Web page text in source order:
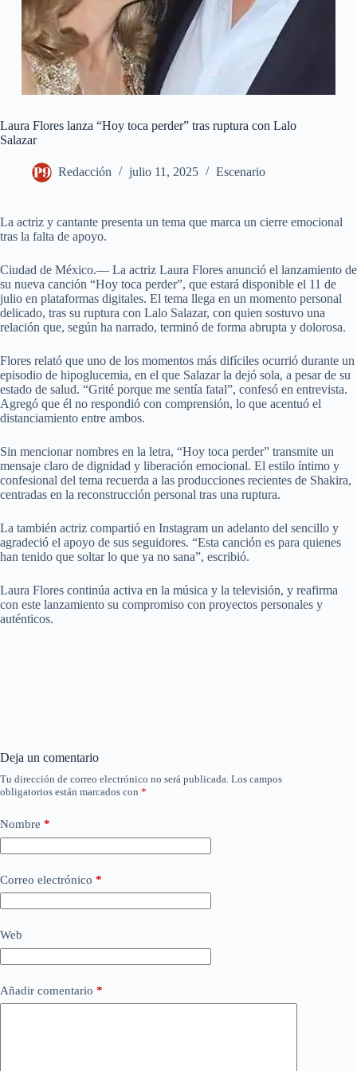
Laura Flores lanza “Hoy toca perder” tras ruptura con Lalo
Salazar
Redacción julio 11, 2025 Escenario
La actriz y cantante presenta un tema que marca un cierre emocional
tras la falta de apoyo.
Ciudad de México.— La actriz Laura Flores anunció el lanzamiento de
su nueva canción “Hoy toca perder”, que estará disponible el 11 de
julio en plataformas digitales. El tema llega en un momento personal
delicado, tras su ruptura con Lalo Salazar, con quien sostuvo una
relación que, según ha narrado, terminó de forma abrupta y dolorosa.
Flores relató que uno de los momentos más difíciles ocurrió durante un
episodio de hipoglucemia, en el que Salazar la dejó sola, a pesar de su
estado de salud. “Grité porque me sentía fatal”, confesó en entrevista.
Agregó que él no respondió con comprensión, lo que acentuó el
distanciamiento entre ambos.
Sin mencionar nombres en la letra, “Hoy toca perder” transmite un
mensaje claro de dignidad y liberación emocional. El estilo íntimo y
confesional del tema recuerda a las producciones recientes de Shakira,
centradas en la reconstrucción personal tras una ruptura.
La también actriz compartió en Instagram un adelanto del sencillo y
agradeció el apoyo de sus seguidores. “Esta canción es para quienes
han tenido que soltar lo que ya no sana”, escribió.
Laura Flores continúa activa en la música y la televisión, y reafirma
con este lanzamiento su compromiso con proyectos personales y
auténticos.
Deja un comentario
Tu dirección de correo electrónico no será publicada. Los campos
obligatorios están marcados con *
Nombre *
Correo electrónico *
Web
Añadir comentario *